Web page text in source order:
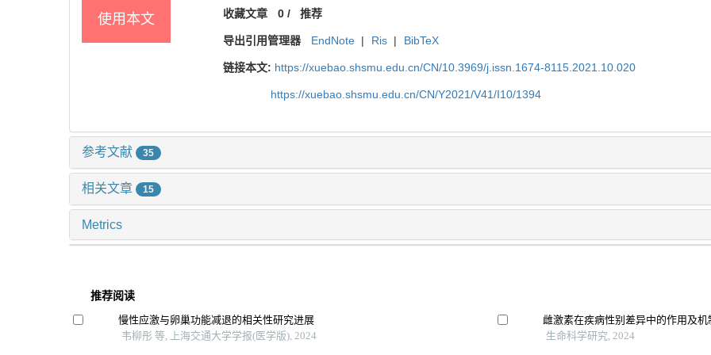
使用本文 收藏文章 0/ 推荐
导出引用管理器 EndNote | Ris | BibTeX
链接本文: https://xuebao.shsmu.edu.cn/CN/10.3969/j.issn.1674-8115.2021.10.020
https://xuebao.shsmu.edu.cn/CN/Y2021/V41/I10/1394
参考文献 35
相关文章 15
Metrics
推荐阅读
慢性应激与卵巢功能减退的相关性研究进展
韦柳彤 等, 上海交通大学学报(医学版), 2024
雌激素在疾病性别差异中的作用及机
生命科学研究, 2024